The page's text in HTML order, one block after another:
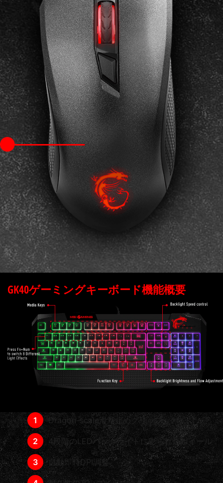
GK40ゲーミングキーボード機能概要
Dragon-scale滑り止めグリップ
4段階のLEDバックライトに彩られたホイール
自動即時DPI調整